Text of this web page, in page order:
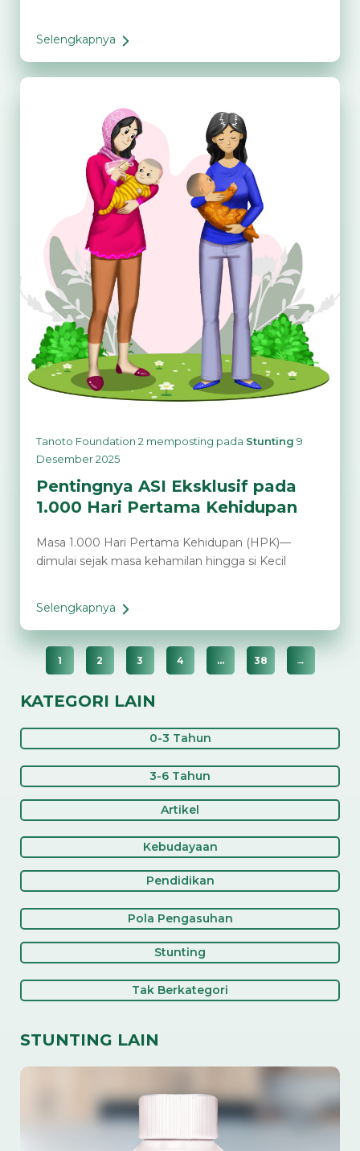
Selengkapnya
Mengenali
Apa
Nyaman
Tanoto Foundation 2 memposting pada Stunting 9
Desember 2025
Pentingnya ASI Eksklusif pada
1.000 Hari Pertama Kehidupan
Masa 1.000 Hari Pertama Kehidupan (HPK)—
dimulai sejak masa kehamilan hingga si Kecil
Selengkapnya
Pentingnya
ASI
Eksklusif
pada
Hari
Pertama
Kehidupan
1 2 3 4 … 38 →
KATEGORI LAIN
0-3 Tahun
3-6 Tahun
Artikel
Kebudayaan
Pendidikan
Pola Pengasuhan
Stunting
Tak Berkategori
STUNTING LAIN